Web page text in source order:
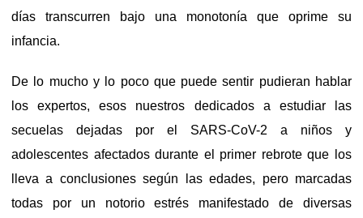
días transcurren bajo una monotonía que oprime su
infancia.
De lo mucho y lo poco que puede sentir pudieran hablar
los expertos, esos nuestros dedicados a estudiar las
secuelas dejadas por el SARS-CoV-2 a niños y
adolescentes afectados durante el primer rebrote que los
lleva a conclusiones según las edades, pero marcadas
todas por un notorio estrés manifestado de diversas